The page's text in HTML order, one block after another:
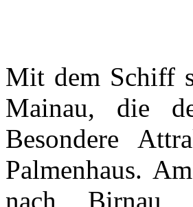
Mit dem Schiff
Mainau, die
Besondere
Palmenhaus.
nach Birnau